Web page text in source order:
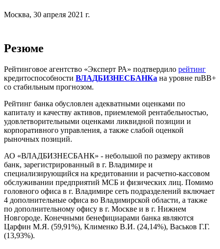
Москва, 30 апреля 2021 г.
Резюме
Рейтинговое агентство «Эксперт РА» подтвердило рейтинг
кредитоспособности ВЛАДБИЗНЕСБАНКа на уровне ruBB+
со стабильным прогнозом.
Рейтинг банка обусловлен адекватными оценками по
капиталу и качеству активов, приемлемой рентабельностью,
удовлетворительными оценками ликвидной позиции и
корпоративного управления, а также слабой оценкой
рыночных позиций.
АО «ВЛАДБИЗНЕСБАНК» - небольшой по размеру активов
банк, зарегистрированный в г. Владимире и
специализирующийся на кредитовании и расчетно-кассовом
обслуживании предприятий МСБ и физических лиц. Помимо
головного офиса в г. Владимире сеть подразделений включает
4 дополнительные офиса во Владимирской области, а также
по дополнительному офису в г. Москве и в г. Нижнем
Новгороде. Конечными бенефициарами банка являются
Царфин М.Я. (59,91%), Клименко В.И. (24,14%), Васьков Г.Г.
(13,93%).